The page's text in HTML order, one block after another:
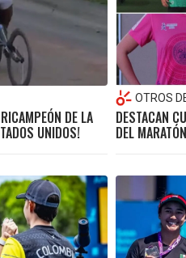
DE LA
UNIDOS!
OTROS
DESTACAN
DEL